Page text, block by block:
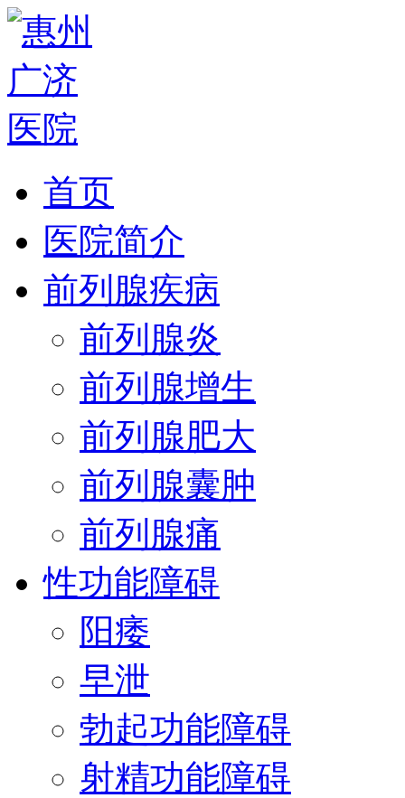
首页
医院简介
前列腺疾病
前列腺炎
前列腺增生
前列腺肥大
前列腺囊肿
前列腺痛
性功能障碍
阳痿
早泄
勃起功能障碍
射精功能障碍